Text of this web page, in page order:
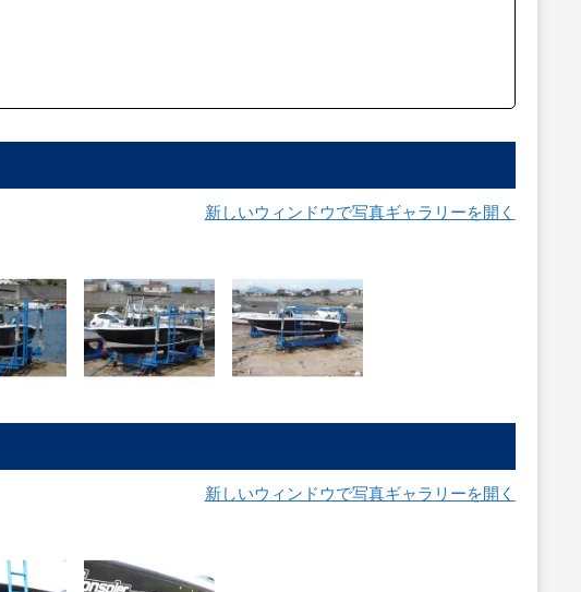
新しいウィンドウで写真ギャラリーを開く
新しいウィンドウで写真ギャラリーを開く